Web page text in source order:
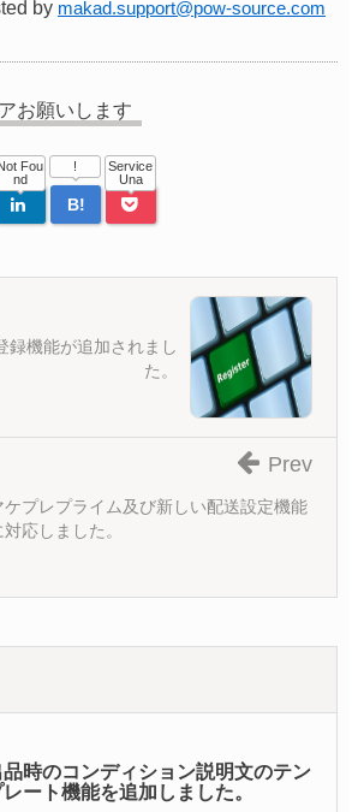
by makad.support@pow-source.com
お願いします
Fou
nd
B!
!
Service
Una
録機能が追加されまし
た。
ケプレプライム及び新しい配送設定機能
対応しました。
Prev
品時のコンディション説明文のテン
レート機能を追加しました。